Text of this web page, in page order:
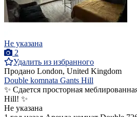
Не указана
2
Удалить из избранного
Продано London, United Kingdom
Double komnata Gants Hill
✨ Сдается просторная
Hill! ✨
Не указана